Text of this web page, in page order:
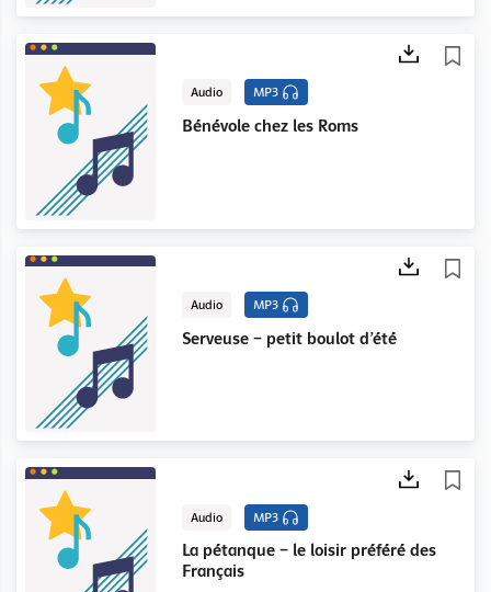
Audio MP3
Bénévole chez les Roms
Audio MP3
Serveuse – petit boulot d’été
Audio MP3
La pétanque – le loisir préféré des
Français